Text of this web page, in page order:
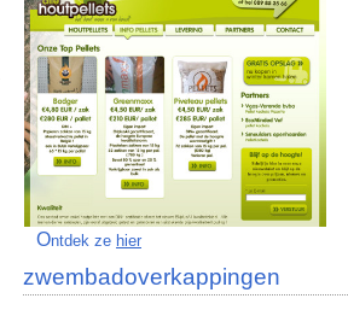
Ontdek ze hier
zwembadoverkappingen